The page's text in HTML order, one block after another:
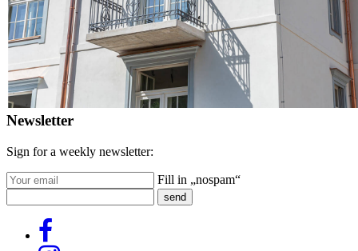
Catalog
of
suppliers
Insert
ad to
job
find
Newsletter
Sign for a weekly newsletter:
Fill in „nospam“